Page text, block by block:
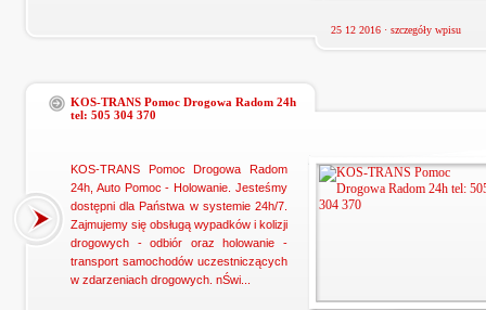
25 12 2016 · szczegóły wpisu
KOS-TRANS Pomoc Drogowa Radom 24h
tel: 505 304 370
KOS-TRANS Pomoc Drogowa Radom
24h, Auto Pomoc - Holowanie. Jesteśmy
dostępni dla Państwa w systemie 24h/7.
Zajmujemy się obsługą wypadków i kolizji
drogowych - odbiór oraz holowanie -
transport samochodów uczestniczących
w zdarzeniach drogowych. nŚwi...